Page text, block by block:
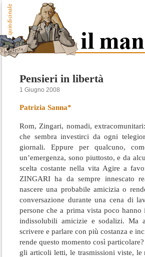
Pensieri in libertà
1 Giugno 2008
Patrizia Sanna*
Rom, Zingari, nomadi,
che sembra investirci da ogni
giornali. Eppure per qualcuno,
un’emergenza, sono piuttosto, e da
scelta costante nella vita Agire a
ZINGARI ha da sempre innescato
nascere una probabile amicizia o
conversazione durante una cena di
persone che a prima vista poco
indissolubili amicizie e sodalizi. Ma
scrivere e parlare con più costanza e
rende questo momento così
gli articoli letti, le trasmissioni viste,